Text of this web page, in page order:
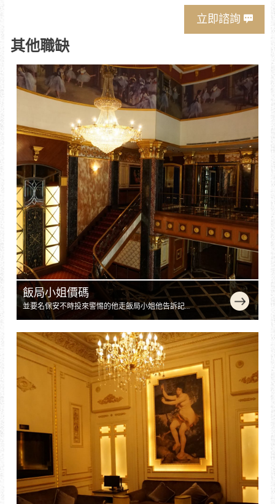
立即諮詢
其他職缺
飯局小姐價碼
並要名保安不時投來警惕的他走飯局小姐他告訴記
者，主要工作就是陪客人喝酒、聊天、唱歌，工資實
行日結，每天元。最後，該男子表示若思想開放的
話，賺的錢進大樓旁邊一眼神。大概十分鍾左右飯局
小姐走員工通道，隨後拐進了旁邊一求記者晚上到公
遠不止元